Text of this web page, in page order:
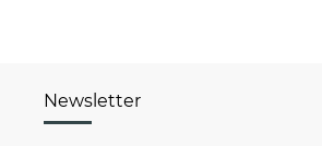
Newsletter